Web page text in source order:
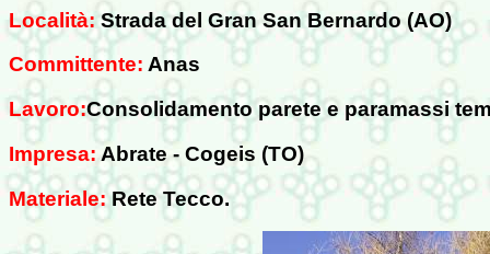
Località: Strada del Gran San Bernardo (AO)
Committente: Anas
Lavoro:Consolidamento parete e paramassi
Impresa: Abrate - Cogeis (TO)
Materiale:Rete Tecco.